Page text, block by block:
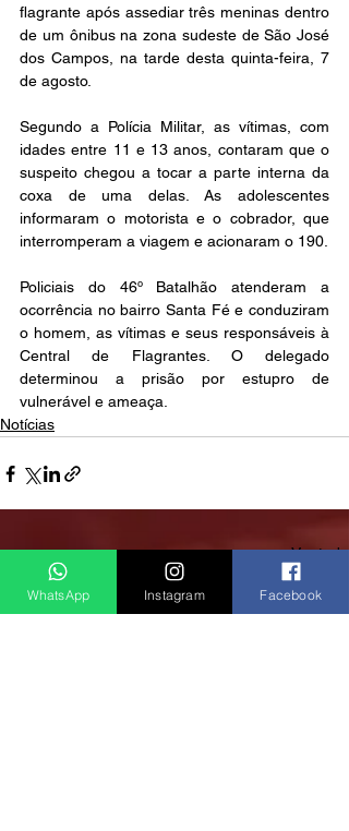
flagrante após assediar três meninas dentro
de um ônibus na zona sudeste de São José
dos Campos, na tarde desta quinta-feira, 7
de agosto.
Segundo a Polícia Militar, as vítimas, com
idades entre 11 e 13 anos, contaram que o
suspeito chegou a tocar a parte interna da
coxa de uma delas. As adolescentes
informaram o motorista e o cobrador, que
interromperam a viagem e acionaram o 190.
Policiais do 46º Batalhão atenderam a
ocorrência no bairro Santa Fé e conduziram
o homem, as vítimas e seus responsáveis à
Central de Flagrantes. O delegado
determinou a prisão por estupro de
vulnerável e ameaça.
Notícias
Posts recentes Ver tudo
WhatsApp Instagram Facebook